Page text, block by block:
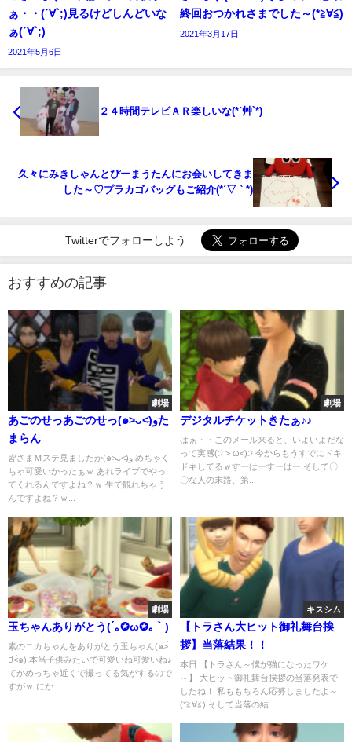
ぁ・・(ˊ∀`;)見るけどしんどいな
ぁ(ˊ∀`;)
2021年5月6日
終回おつかれさまでした～(*≧∀≦)
2021年3月17日
２４時間テレビＡＲ楽しいな(*ˊ艸`*)
久々にみきしゃんとぴーまうたんにお会いしてきま
した～♡プラカゴバッグもご紹介(*ˊ▽ ` *)
Twitterでフォローしよう
おすすめの記事
劇場
あごのせっあごのせっ(๑˃̵ᴗ˂̵)وた
まらん
皆さまＭステ見ましたか(๑˃̵ᴗ˂̵)و めちゃく
ちゃ可愛いかったぁｗ あれライブでやっ
てくれるんですよね？ｗ 生で観れちゃう
んですよね？ｗ...
劇場
デジタルチケットきたぁ♪♪
はぁ・・このメール来ると、いよいよだな
って実感(੭ ˃ ω˂)੭ 今からもうすでにドキ
ドキしてるｗすーはーすーはー そして〇
〇な人の末路、第...
劇場
玉ちゃんありがとう(´｡✪ω✪｡｀)
素のニカちゃんをありがとう玉ちゃん(๑˃́
ꇴ˂̀๑) 本当子供みたいで可愛いね可愛いね♪
てかめっちゃ近くで撮ってる気がするので
すがｗ にか...
キスシム
【トラさん大ヒット御礼舞台挨
拶】当落結果！！
本日 【トラさん～僕が猫になったワケ
～】 大ヒット御礼舞台挨拶の当落発表で
したね！ 私ももちろん応募しましたよ～
(*≧∀≦) そして当落の結...